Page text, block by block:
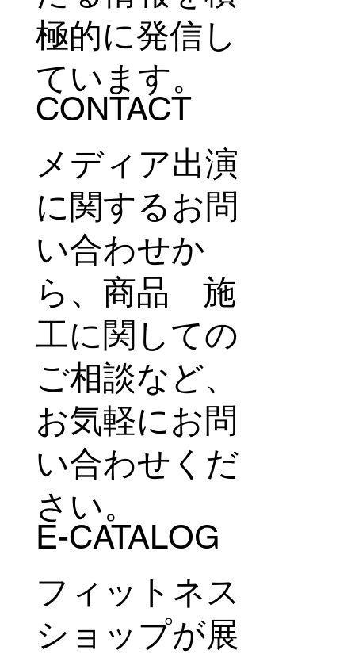
極的に発信し
ています。
CONTACT
メディア出演
に関するお問
い合わせか
ら、商品 施
工に関しての
ご相談など、
お気軽にお問
い合わせくだ
さい。
E-CATALOG
フィットネス
ショップが展